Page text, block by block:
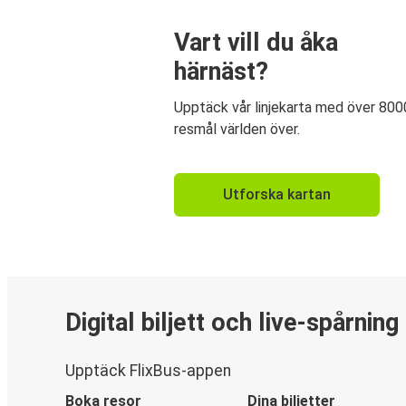
Vart vill du åka
härnäst?
Upptäck vår linjekarta med över
resmål världen över.
Utforska kartan
Digital biljett och live-spårning
Upptäck FlixBus-appen
Boka resor Dina biljetter